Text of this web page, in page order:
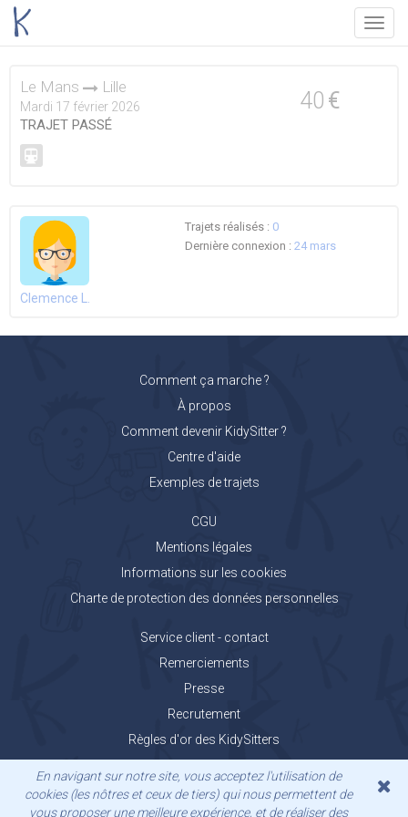
Menu
Le Mans Lille
Mardi 17 février 2026
TRAJET PASSÉ
40 €
Clemence L.
Trajets réalisés : 0
Dernière connexion : 24 mars
Comment ça marche ?
À propos
Comment devenir KidySitter ?
Centre d'aide
Exemples de trajets
CGU
Mentions légales
Informations sur les cookies
Charte de protection des données personnelles
Service client - contact
Remerciements
Presse
Recrutement
Règles d'or des KidySitters
En navigant sur notre site, vous acceptez l'utilisation de
cookies (les nôtres et ceux de tiers) qui nous permettent de
vous proposer une meilleure expérience, et de réaliser des